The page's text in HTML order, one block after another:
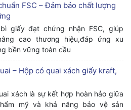
FSC – Đảm bảo chất lượng
giấy đạt chứng nhận FSC, giúp
cao thương hiệu,đáp ứng xu
bền vững toàn cầu
– Hộp có quai xách giấy kraft,
xách là sự kết hợp hoàn hảo giữa
mỹ và khả năng bảo vệ sản